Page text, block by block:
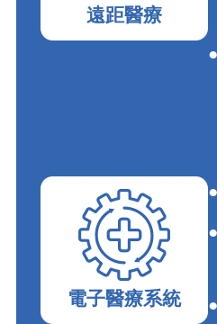
遠距醫療
電子醫療系統